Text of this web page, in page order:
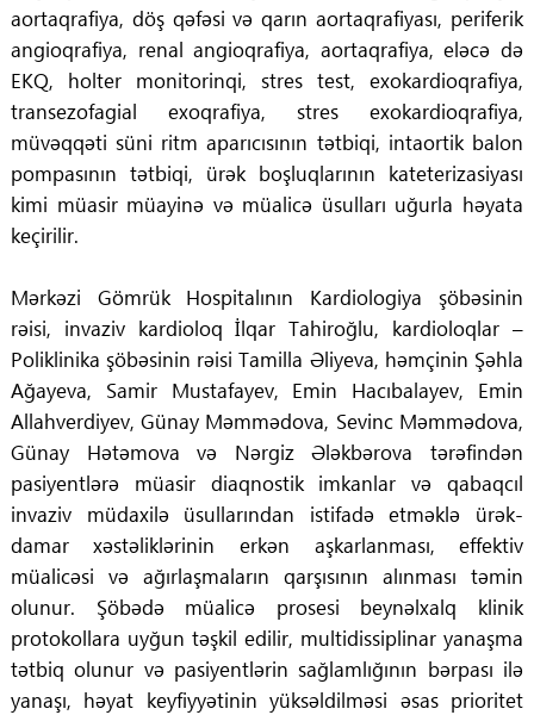
aortaqrafiya, döş qəfəsi və qarın aortaqrafiyası, periferik
angioqrafiya, renal angioqrafiya, aortaqrafiya, eləcə də
EKQ, holter monitorinqi, stres test, exokardioqrafiya,
transezofagial exoqrafiya, stres exokardioqrafiya,
müvəqqəti süni ritm aparıcısının tətbiqi, intaortik balon
pompasının tətbiqi, ürək boşluqlarının kateterizasiyası
kimi müasir müayinə və müalicə üsulları uğurla həyata
keçirilir.
Mərkəzi Gömrük Hospitalının Kardiologiya şöbəsinin
rəisi, invaziv kardioloq İlqar Tahiroğlu, kardioloqlar –
Poliklinika şöbəsinin rəisi Tamilla Əliyeva, həmçinin Şəhla
Ağayeva, Samir Mustafayev, Emin Hacıbalayev, Emin
Allahverdiyev, Günay Məmmədova, Sevinc Məmmədova,
Günay Hətəmova və Nərgiz Ələkbərova tərəfindən
pasiyentlərə müasir diaqnostik imkanlar və qabaqcıl
invaziv müdaxilə üsullarından istifadə etməklə ürək-
damar xəstəliklərinin erkən aşkarlanması, effektiv
müalicəsi və ağırlaşmaların qarşısının alınması təmin
olunur. Şöbədə müalicə prosesi beynəlxalq klinik
protokollara uyğun təşkil edilir, multidissiplinar yanaşma
tətbiq olunur və pasiyentlərin sağlamlığının bərpası ilə
yanaşı, həyat keyfiyyətinin yüksəldilməsi əsas prioritet